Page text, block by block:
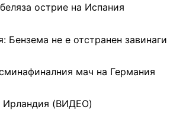
острие на Испания
Бензема не е отстранен завинаги
мач на Германия
Ирландия (ВИДЕО)